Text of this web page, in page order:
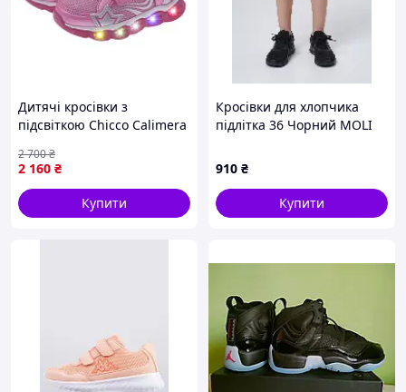
Дитячі кросівки з
підсвіткою Chicco Calimera
2 160 ₴
2 700₴
Купити
Кросівки для хлопчика
підлітка 36 Чорний MOLI
910 ₴
Купити